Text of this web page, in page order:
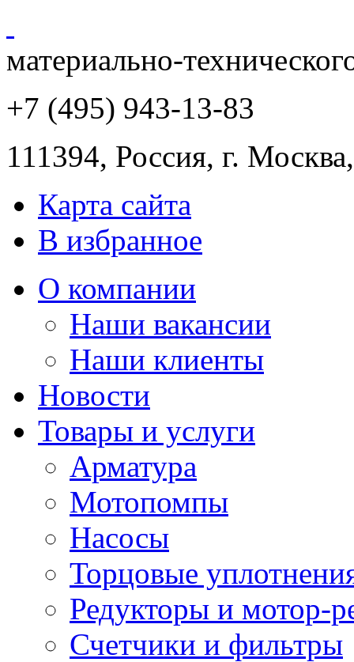
материально-
+7 (495) 943-13-83
111394, Россия, г. Москва
Карта сайта
В избранное
О компании
Наши вакансии
Наши клиенты
Новости
Товары и услуги
Арматура
Мотопомпы
Насосы
Торцовые
Редукторы и мотор-
Счетчики и фильтры